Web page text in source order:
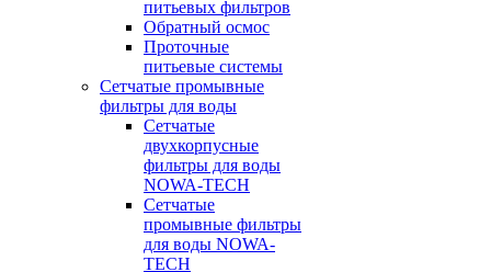
питьевых фильтров
Обратный осмос
Проточные
питьевые системы
Сетчатые промывные
фильтры для воды
Сетчатые
двухкорпусные
фильтры для воды
NOWA-TECH
Сетчатые
промывные фильтры
для воды NOWA-
TECH